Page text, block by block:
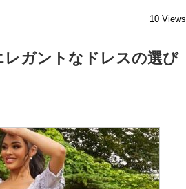
10 Views
ガントなドレスの選び